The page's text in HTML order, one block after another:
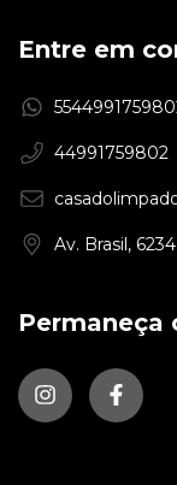
Entre em
44991759802
Av. Brasil,
Permaneça